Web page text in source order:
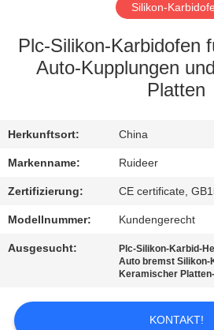
MIT
UNS
BITTE UM
EIN
SITEMAP
Silikon-
Plc-Silikon-Karbidofen
Auto-Kupplungen
Platten
Herkunftsort: China
Markenname: Ruideer
Zertifizierung: CE certificate,
Modellnummer: Kundengerecht
Ausgesucht: Plc-Silikon-Karbid-
Auto bremst Silikon-
Keramischer
KONTAKT!